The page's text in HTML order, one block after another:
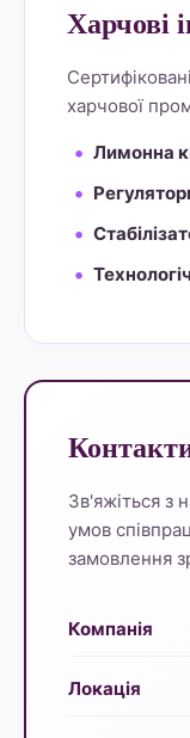
Харчові
харчової
Лимонна
Зв'яжіться з
умов
замовлення
Компанія
Локація